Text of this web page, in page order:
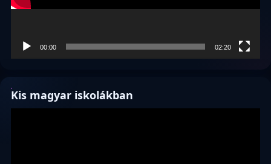
00:00 02:20
Kis magyar iskolákban